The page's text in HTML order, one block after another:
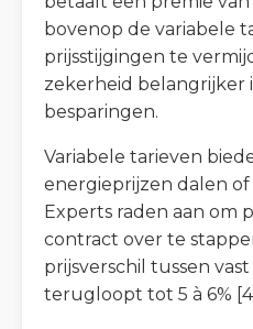
bovenop de variabele
prijsstijgingen te
zekerheid belangrijker
besparingen.
Variabele tarieven
energieprijzen dalen of
Experts raden aan om
contract over te
prijsverschil tussen vast
terugloopt tot 5 à 6%